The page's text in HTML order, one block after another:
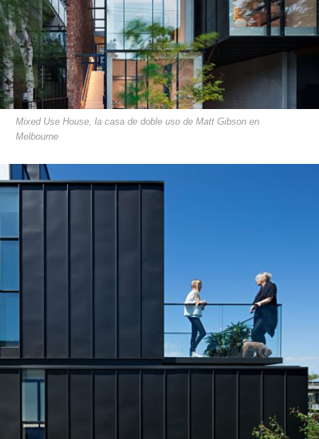
Mixed Use House, la casa de doble uso de Matt Gibson en
Melbourne